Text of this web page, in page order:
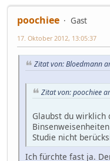
poochiee
Gast
17. Oktober 2012, 13:05:37
Zitat von: Bloedmann
Zitat von: poochiee
Glaubst du wirklich
Studie nicht
Ich fürchte fast ja.